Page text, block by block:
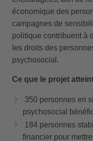
économique des
campagnes de
politique contribuent à
les droits des
psychosocial.
Ce que le projet
350 personnes en
psychosocial
184 personnes
financier pour